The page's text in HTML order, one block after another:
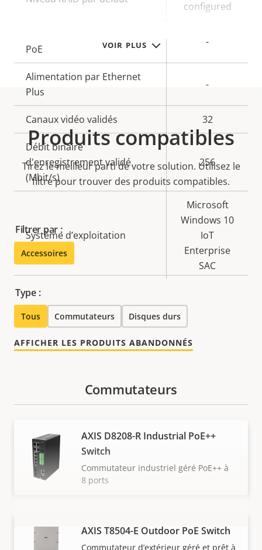
VOIR PLUS
configured
PoE
-
Alimentation par Ethernet
Plus
-
Canaux vidéo validés 32
Débit binaire
d'enregistrement validé
(Mbit/s)
256
Système d’exploitation
Microsoft
Windows 10
IoT
Enterprise
SAC
Produits compatibles
Tirez le meilleur parti de votre solution. Utilisez le
filtre pour trouver des produits compatibles.
Filtrer par :
Accessoires
Type :
Tous Commutateurs Disques durs
AFFICHER LES PRODUITS ABANDONNÉS
VOIR PLUS
Commutateurs
AXIS D8208-R Industrial PoE++
Switch
Commutateur industriel géré PoE++ à
8 ports
AXIS T8504-E Outdoor PoE Switch
Commutateur d’extérieur géré et prêt à